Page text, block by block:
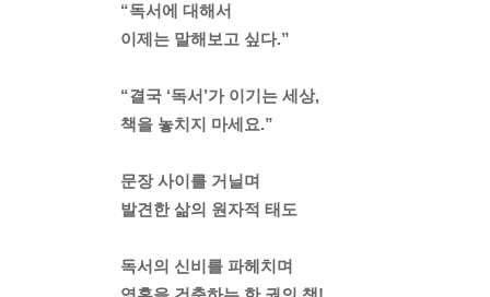
“독서에 대해서
이제는 말해보고 싶다.”
“결국 ‘독서’가 이기는 세상,
책을 놓치지 마세요.”
문장 사이를 거닐며
발견한 삶의 원자적 태도
독서의 신비를 파헤치며